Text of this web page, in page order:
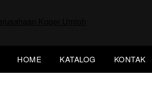
HOME KATALOG KONTAK